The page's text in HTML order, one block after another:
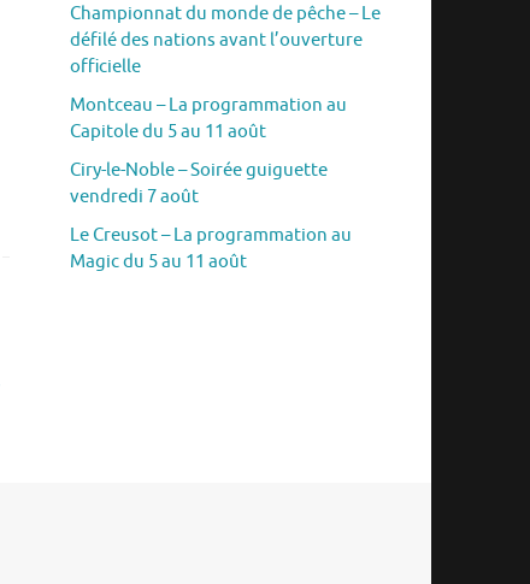
Championnat du monde de pêche – Le
défilé des nations avant l’ouverture
officielle
Montceau – La programmation au
Capitole du 5 au 11 août
Ciry-le-Noble – Soirée guiguette
vendredi 7 août
Le Creusot – La programmation au
Magic du 5 au 11 août